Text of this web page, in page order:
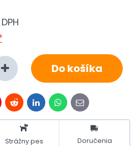
Do košíka
RedditLinkedInWhatsApp
E-
mail
Strážny pes Doručenia